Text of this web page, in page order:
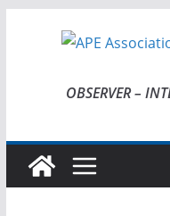
OBSERVER –